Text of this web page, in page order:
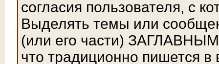
согласия пользователя, с
Выделять темы или
(или его части)
что традиционно пишется в